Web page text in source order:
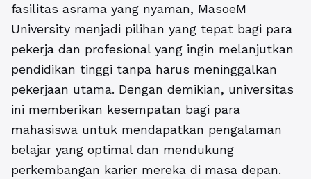
fasilitas asrama yang nyaman, MasoeM
University menjadi pilihan yang tepat bagi para
pekerja dan profesional yang ingin melanjutkan
pendidikan tinggi tanpa harus meninggalkan
pekerjaan utama. Dengan demikian, universitas
ini memberikan kesempatan bagi para
mahasiswa untuk mendapatkan pengalaman
belajar yang optimal dan mendukung
perkembangan karier mereka di masa depan.